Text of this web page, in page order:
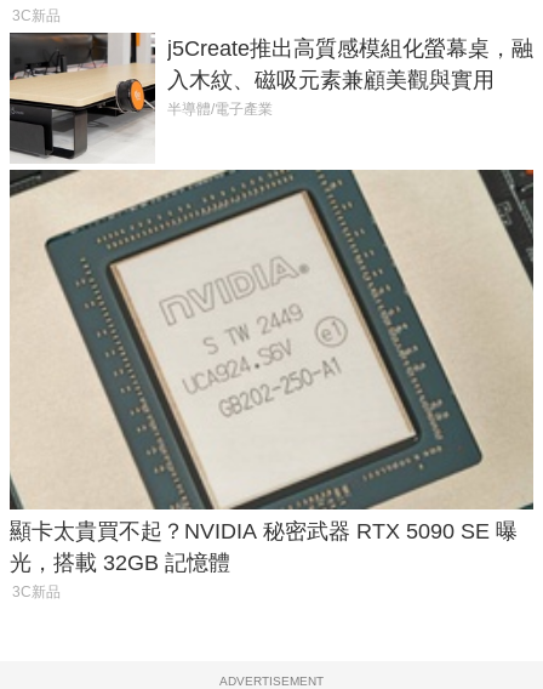
3C新品
j5Create推出高質感模組化螢幕桌，融
入木紋、磁吸元素兼顧美觀與實用
半導體/電子產業
顯卡太貴買不起？NVIDIA 秘密武器 RTX 5090 SE 曝
光，搭載 32GB 記憶體
3C新品
ADVERTISEMENT